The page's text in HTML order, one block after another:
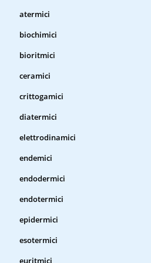
atermici
biochimici
bioritmici
ceramici
crittogamici
diatermici
elettrodinamici
endemici
endodermici
endotermici
epidermici
esotermici
euritmici